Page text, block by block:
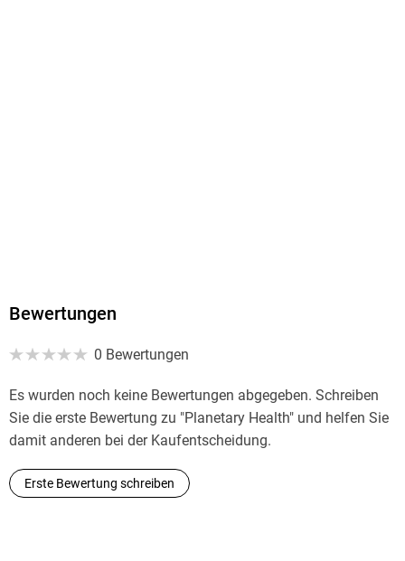
Bewertungen
0 Bewertungen
Es wurden noch keine Bewertungen abgegeben. Schreiben
Sie die erste Bewertung zu "Planetary Health" und helfen Sie
damit anderen bei der Kaufentscheidung.
Erste Bewertung schreiben